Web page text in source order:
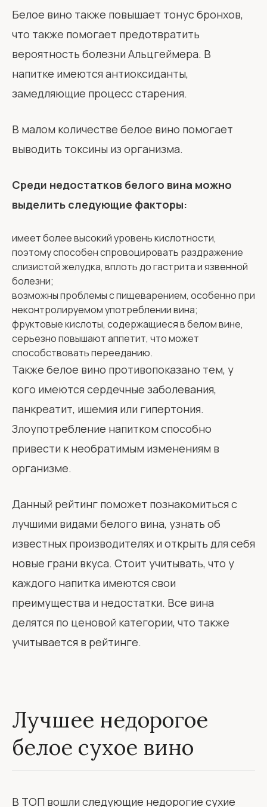
Белое вино также повышает тонус бронхов,
что также помогает предотвратить
вероятность болезни Альцгеймера. В
напитке имеются антиоксиданты,
замедляющие процесс старения.
В малом количестве белое вино помогает
выводить токсины из организма.
Среди недостатков белого вина можно
выделить следующие факторы:
имеет более высокий уровень кислотности,
поэтому способен спровоцировать раздражение
слизистой желудка, вплоть до гастрита и язвенной
болезни;
возможны проблемы с пищеварением, особенно при
неконтролируемом употреблении вина;
фруктовые кислоты, содержащиеся в белом вине,
серьезно повышают аппетит, что может
способствовать перееданию.
Также белое вино противопоказано тем, у
кого имеются сердечные заболевания,
панкреатит, ишемия или гипертония.
Злоупотребление напитком способно
привести к необратимым изменениям в
организме.
Данный рейтинг поможет познакомиться с
лучшими видами белого вина, узнать об
известных производителях и открыть для себя
новые грани вкуса. Стоит учитывать, что у
каждого напитка имеются свои
преимущества и недостатки. Все вина
делятся по ценовой категории, что также
учитывается в рейтинге.
Лучшее недорогое
белое сухое вино
В ТОП вошли следующие недорогие сухие